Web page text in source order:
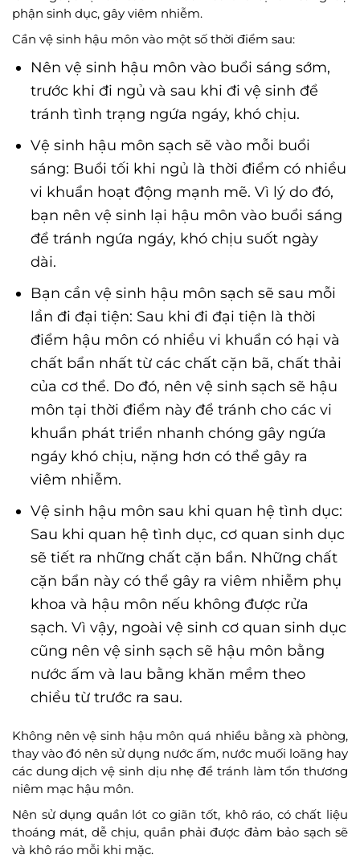
phận sinh dục, gây viêm nhiễm.
Cần vệ sinh hậu môn vào một số thời điểm sau:
Nên vệ sinh hậu môn vào buổi sáng sớm,
trước khi đi ngủ và sau khi đi vệ sinh để
tránh tình trạng ngứa ngáy, khó chịu.
Vệ sinh hậu môn sạch sẽ vào mỗi buổi
sáng: Buổi tối khi ngủ là thời điểm có nhiều
vi khuẩn hoạt động mạnh mẽ. Vì lý do đó,
bạn nên vệ sinh lại hậu môn vào buổi sáng
để tránh ngứa ngáy, khó chịu suốt ngày
dài.
Bạn cần vệ sinh hậu môn sạch sẽ sau mỗi
lần đi đại tiện: Sau khi đi đại tiện là thời
điểm hậu môn có nhiều vi khuẩn có hại và
chất bẩn nhất từ các chất cặn bã, chất thải
của cơ thể. Do đó, nên vệ sinh sạch sẽ hậu
môn tại thời điểm này để tránh cho các vi
khuẩn phát triển nhanh chóng gây ngứa
ngáy khó chịu, nặng hơn có thể gây ra
viêm nhiễm.
Vệ sinh hậu môn sau khi quan hệ tình dục:
Sau khi quan hệ tình dục, cơ quan sinh dục
sẽ tiết ra những chất cặn bẩn. Những chất
cặn bẩn này có thể gây ra viêm nhiễm phụ
khoa và hậu môn nếu không được rửa
sạch. Vì vậy, ngoài vệ sinh cơ quan sinh dục
cũng nên vệ sinh sạch sẽ hậu môn bằng
nước ấm và lau bằng khăn mềm theo
chiều từ trước ra sau.
Không nên vệ sinh hậu môn quá nhiều bằng xà phòng,
thay vào đó nên sử dụng nước ấm, nước muối loãng hay
các dung dịch vệ sinh dịu nhẹ để tránh làm tổn thương
niêm mạc hậu môn.
Nên sử dụng quần lót co giãn tốt, khô ráo, có chất liệu
thoáng mát, dễ chịu, quần phải được đảm bảo sạch sẽ
và khô ráo mỗi khi mặc.